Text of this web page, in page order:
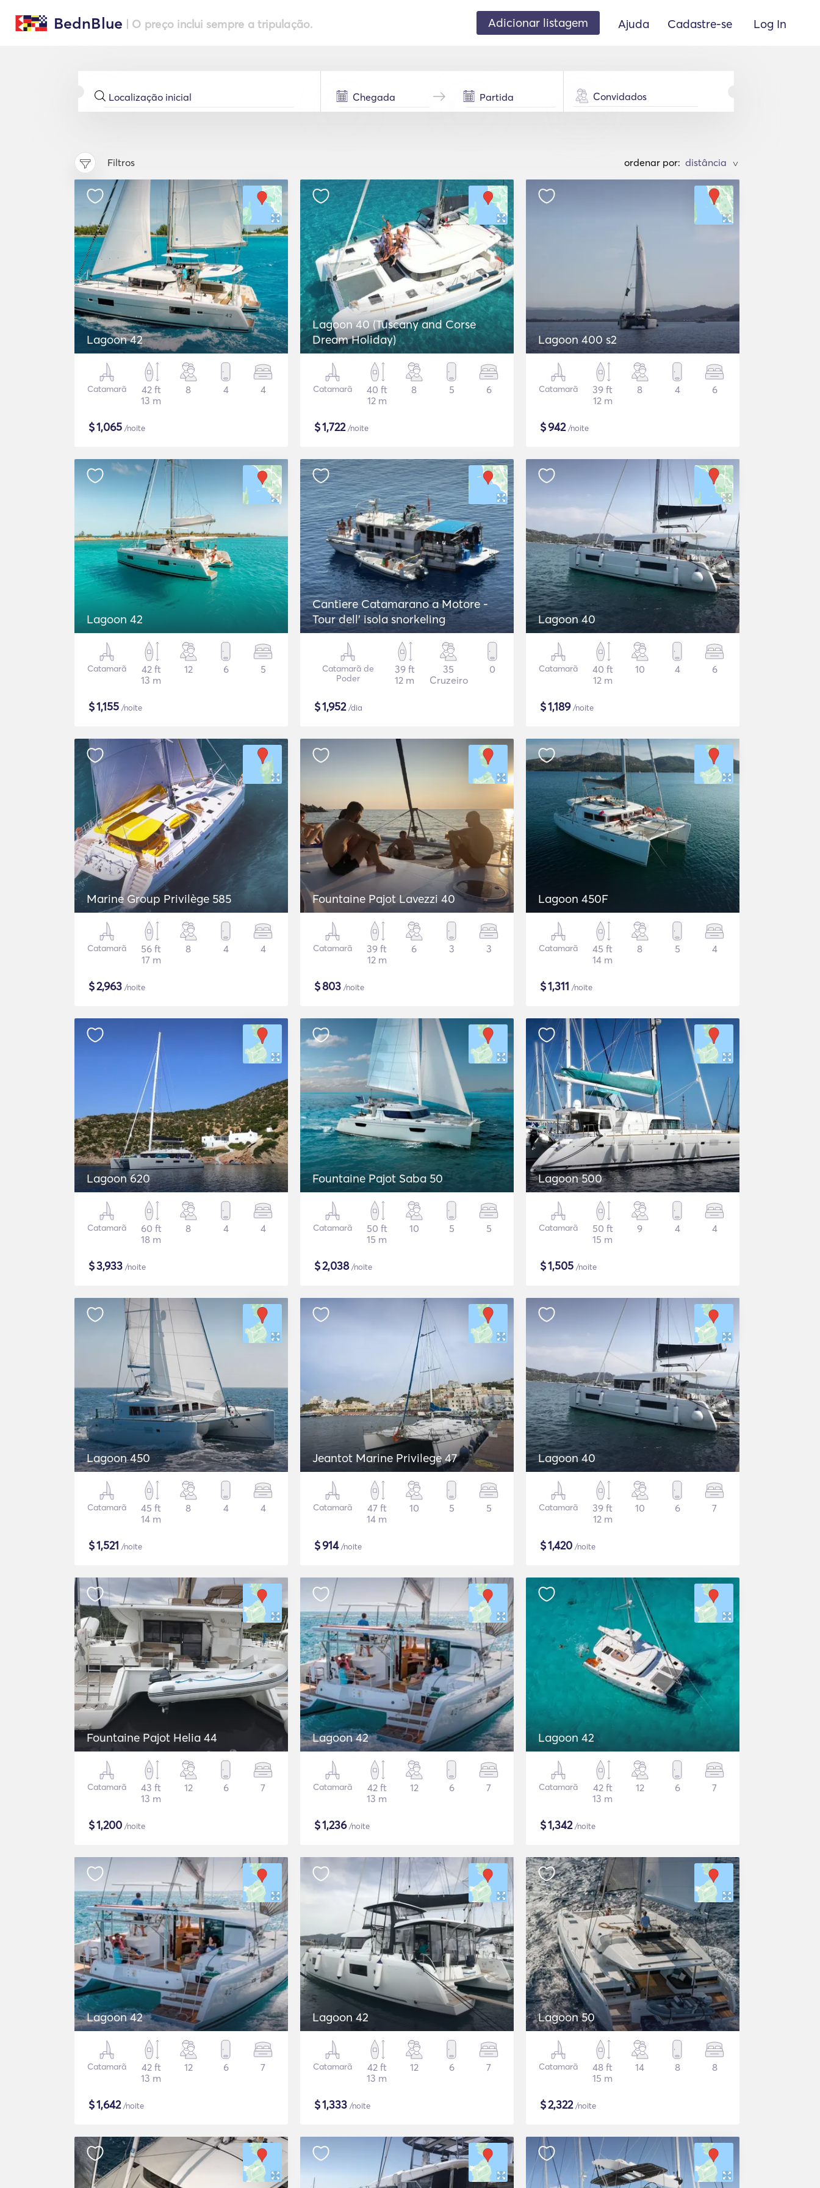
BednBlue | O preço inclui sempre a tripulação. Adicionar listagem Ajuda Cadastre-se Log In
Convidados
Filtros ordenar por: >
Lagoon 42
Catamarã
42 ft
13 m
8 4 4
$1,065 /noite
Lagoon 40 (Tuscany and Corse
Dream Holiday)
Catamarã
40 ft
12 m
8 5 6
$1,722/noite
Lagoon 400 s2
Catamarã
39 ft
12 m
8 4 6
$942/noite
Lagoon 42
Catamarã
42 ft
13 m
12 6 5
$1,155 /noite
Cantiere Catamarano a Motore -
Tour dell' isola snorkeling
Catamarã de
Poder
39 ft
12 m
35
Cruzeiro
0
$1,952/dia
Lagoon 40
Catamarã
40 ft
12 m
10 4 6
$1,189/noite
Marine Group Privilège 585
Catamarã
56 ft
17 m
8 4 4
$2,963 /noite
Fountaine Pajot Lavezzi 40
Catamarã
39 ft
12 m
6 3 3
$803 /noite
Lagoon 450F
Catamarã
45 ft
14 m
8 5 4
$1,311 /noite
Lagoon 620
Catamarã
60 ft
18 m
8 4 4
$3,933 /noite
Fountaine Pajot Saba 50
Catamarã
50 ft
15 m
10 5 5
$2,038/noite
Lagoon 500
Catamarã
50 ft
15 m
9 4 4
$1,505 /noite
Lagoon 450
Catamarã
45 ft
14 m
8 4 4
$1,521 /noite
Jeantot Marine Privilege 47
Catamarã
47 ft
14 m
10 5 5
$914/noite
Lagoon 40
Catamarã
39 ft
12 m
10 6 7
$1,420 /noite
Fountaine Pajot Helia 44
Catamarã
43 ft
13 m
12 6 7
$1,200 /noite
Lagoon 42
Catamarã
42 ft
13 m
12 6 7
$1,236/noite
Lagoon 42
Catamarã
42 ft
13 m
12 6 7
$1,342/noite
Lagoon 42
Catamarã
42 ft
13 m
12 6 7
$1,642/noite
Lagoon 42
Catamarã
42 ft
13 m
12 6 7
$1,333 /noite
Lagoon 50
Catamarã
48 ft
15 m
14 8 8
$2,322/noite